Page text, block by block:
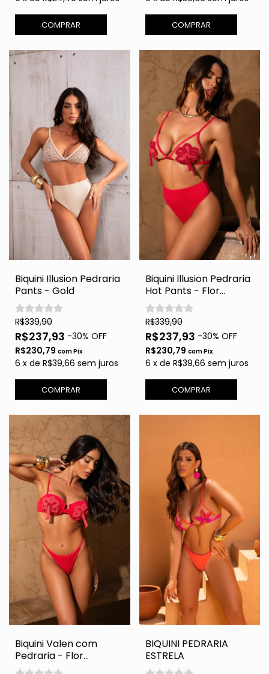
COMPRAR COMPRAR
Biquini Illusion Pedraria
Pants - Gold
R$339,90
R$237,93 -30% OFF
R$230,79 comPix
6 x de R$39,66 sem juros
COMPRAR
Biquini Illusion Pedraria
Hot Pants - Flor
Tropicaliente
R$339,90
R$237,93 -30% OFF
R$230,79 comPix
6 x de R$39,66 sem juros
COMPRAR
Biquini Valen com
Pedraria - Flor
Tropicaliente
BIQUINI PEDRARIA
ESTRELA